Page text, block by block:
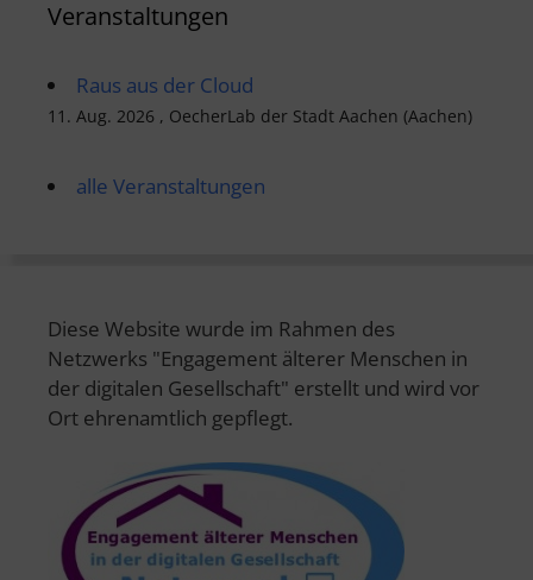
Veranstaltungen
Raus aus der Cloud
11. Aug. 2026 , OecherLab der Stadt Aachen (Aachen)
alle Veranstaltungen
Diese Website wurde im Rahmen des
Netzwerks "Engagement älterer Menschen in
der digitalen Gesellschaft" erstellt und wird vor
Ort ehrenamtlich gepflegt.